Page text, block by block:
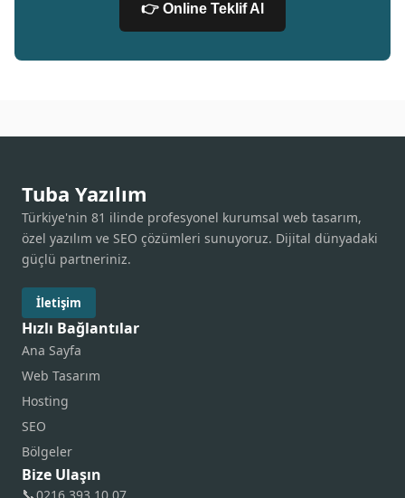
👉 Online Teklif Al
Tuba Yazılım
Türkiye'nin 81 ilinde profesyonel kurumsal web tasarım,
özel yazılım ve SEO çözümleri sunuyoruz. Dijital dünyadaki
güçlü partneriniz.
İletişim
Hızlı Bağlantılar
Ana Sayfa
Web Tasarım
Hosting
SEO
Bölgeler
Bize Ulaşın
0216 393 10 07